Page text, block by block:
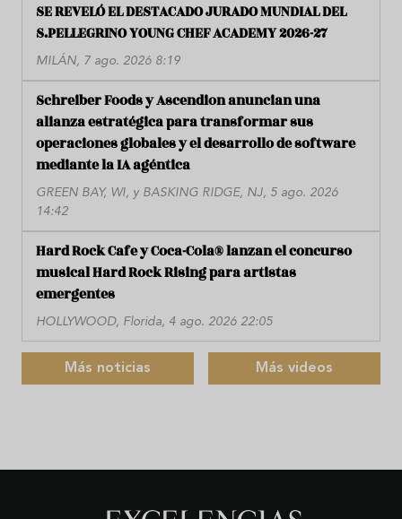
SE REVELÓ EL DESTACADO JURADO MUNDIAL DEL
S.PELLEGRINO YOUNG CHEF ACADEMY 2026-27
MILÁN, 7 ago. 2026 8:19
Schreiber Foods y Ascendion anuncian una
alianza estratégica para transformar sus
operaciones globales y el desarrollo de software
mediante la IA agéntica
GREEN BAY, WI, y BASKING RIDGE, NJ, 5 ago. 2026
14:42
Hard Rock Cafe y Coca-Cola® lanzan el concurso
musical Hard Rock Rising para artistas
emergentes
HOLLYWOOD, Florida, 4 ago. 2026 22:05
Más noticias Más videos